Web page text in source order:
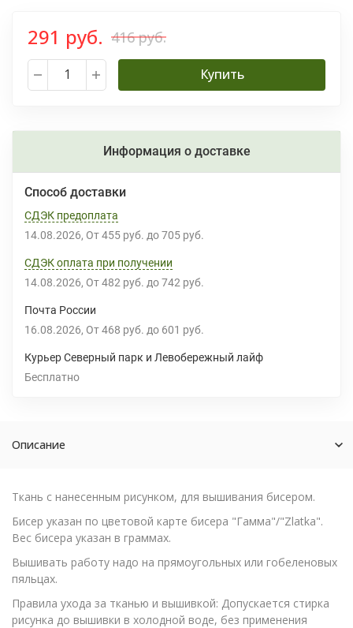
291 руб. 416 руб.
Купить
Информация о доставке
Способ доставки
СДЭК предоплата
14.08.2026 От 455 руб. до 705 руб.
СДЭК оплата при получении
14.08.2026 От 482 руб. до 742 руб.
Почта России
16.08.2026 От 468 руб. до 601 руб.
Курьер Северный парк и Левобережный лайф
Бесплатно
Описание
Ткань с нанесенным рисунком, для вышивания бисером.
Бисер указан по цветовой карте бисера "Гамма"/"Zlatka".
Вес бисера указан в граммах.
Вышивать работу надо на прямоугольных или гобеленовых
пяльцах.
Правила ухода за тканью и вышивкой: Допускается стирка
рисунка до вышивки в холодной воде, без применения